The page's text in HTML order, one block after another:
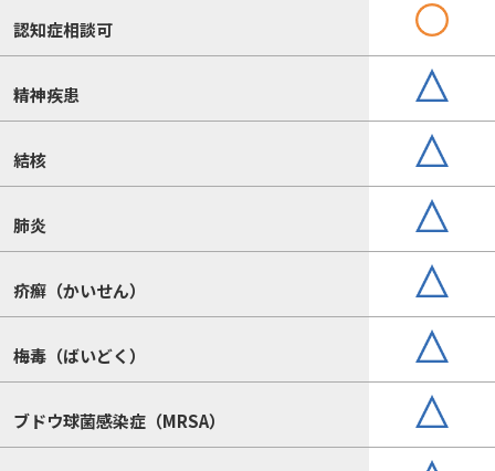
認知症相談可
精神疾患
結核
肺炎
疥癬（かいせん）
梅毒（ばいどく）
ブドウ球菌感染症（MRSA）